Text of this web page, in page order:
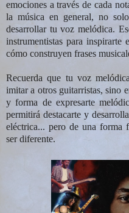
emociones a través de cada
la música en general, no
desarrollar tu voz melódica.
instrumentistas para
cómo construyen frases
Recuerda que tu voz
imitar a otros guitarristas, sino
y forma de expresarte
permitirá destacarte y
eléctrica... pero de una forma
ser diferente.